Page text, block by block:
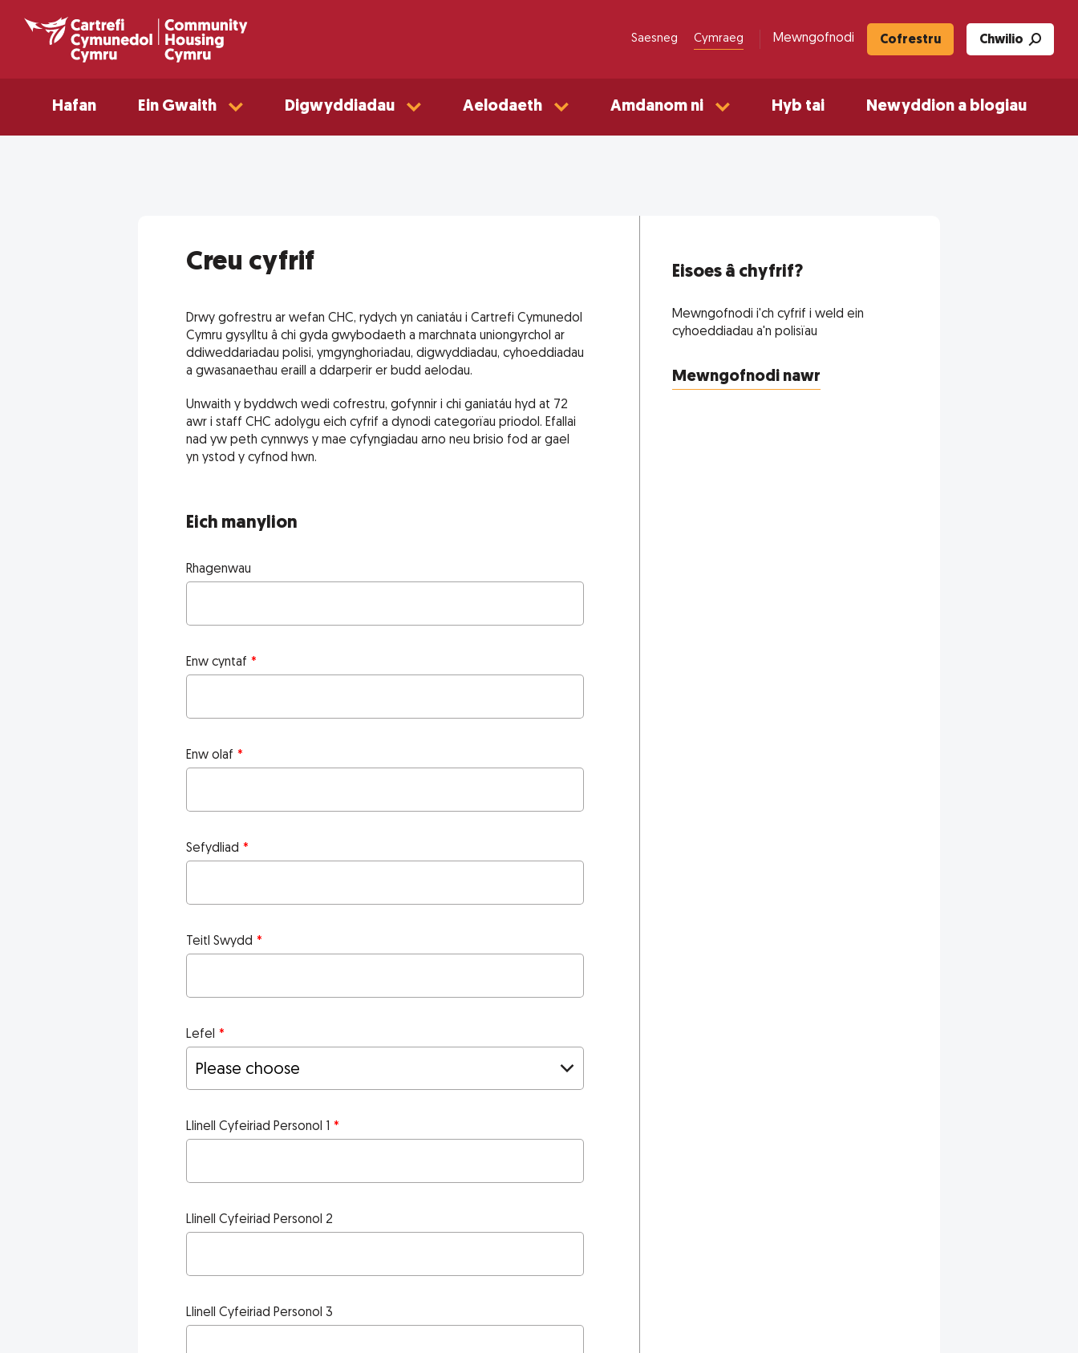
Saesneg Cymraeg Mewngofnodi Cofrestru Chwilio
Hafan Ein Gwaith Digwyddiadau Aelodaeth Amdanom ni Hyb tai Newyddion a blogiau
Creu cyfrif
Drwy gofrestru ar wefan CHC, rydych yn caniatáu i Cartrefi Cymunedol
Cymru gysylltu â chi gyda gwybodaeth a marchnata uniongyrchol ar
ddiweddariadau polisi, ymgynghoriadau, digwyddiadau, cyhoeddiadau
a gwasanaethau eraill a ddarperir er budd aelodau.
Unwaith y byddwch wedi cofrestru, gofynnir i chi ganiatáu hyd at 72
awr i staff CHC adolygu eich cyfrif a dynodi categorïau priodol. Efallai
nad yw peth cynnwys y mae cyfyngiadau arno neu brisio fod ar gael
yn ystod y cyfnod hwn.
Eich manylion
Rhagenwau
Enw cyntaf
Enw olaf
Sefydliad
Teitl Swydd
Lefel
Llinell Cyfeiriad Personol 1
Llinell Cyfeiriad Personol 2
Llinell Cyfeiriad Personol 3
Eisoes â chyfrif?
Mewngofnodi i'ch cyfrif i weld ein
cyhoeddiadau a'n polisïau
Mewngofnodi nawr